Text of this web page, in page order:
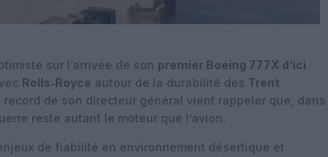
sur l’arrivée de son premier Boeing 777X d’ici
Rolls‑Royce autour de la durabilité des Trent
de son directeur général vient rappeler que, dans
reste autant le moteur que l’avion.
de fiabilité en environnement désertique et